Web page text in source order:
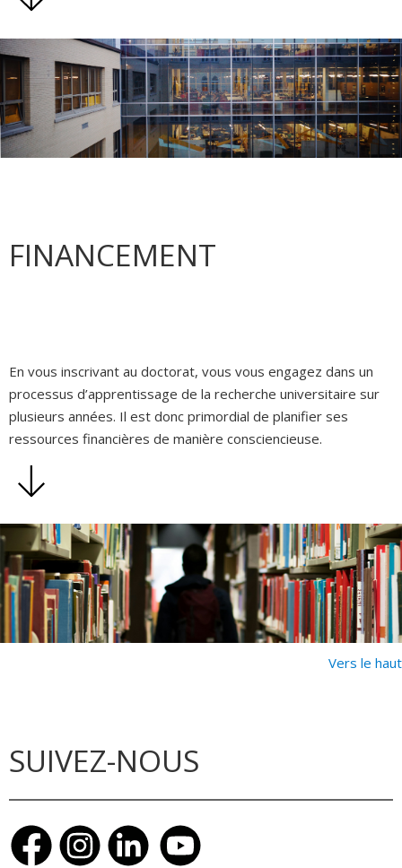
FINANCEMENT
En vous inscrivant au doctorat, vous vous engagez dans un
processus d’apprentissage de la recherche universitaire sur
plusieurs années. Il est donc primordial de planifier ses
ressources financières de manière consciencieuse.
Vers le haut
SUIVEZ-NOUS